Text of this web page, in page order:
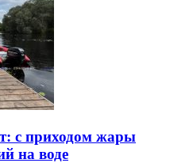
с приходом жары
на воде